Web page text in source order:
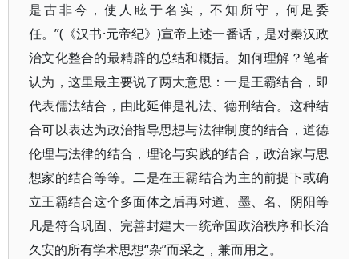
是古非今，使人眩于名实，不知所守，何足委
任。”(《汉书·元帝纪》)宣帝上述一番话，是对秦汉政
治文化整合的最精辟的总结和概括。如何理解？笔者
认为，这里最主要说了两大意思：一是王霸结合，即
代表儒法结合，由此延伸是礼法、德刑结合。这种结
合可以表达为政治指导思想与法律制度的结合，道德
伦理与法律的结合，理论与实践的结合，政治家与思
想家的结合等等。二是在王霸结合为主的前提下或确
立王霸结合这个多面体之后再对道、墨、名、阴阳等
凡是符合巩固、完善封建大一统帝国政治秩序和长治
久安的所有学术思想“杂”而采之，兼而用之。